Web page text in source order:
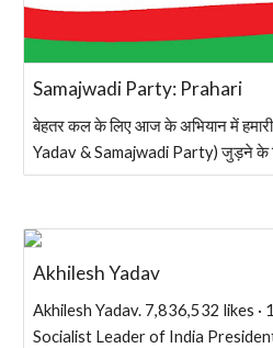
Samajwadi Party: Prahari
बेहतर कल के लिए आज के अभियान में
Yadav & Samajwadi Party) जुड़ने के
Akhilesh Yadav
Akhilesh Yadav. 7,836,532 likes
Socialist Leader of India